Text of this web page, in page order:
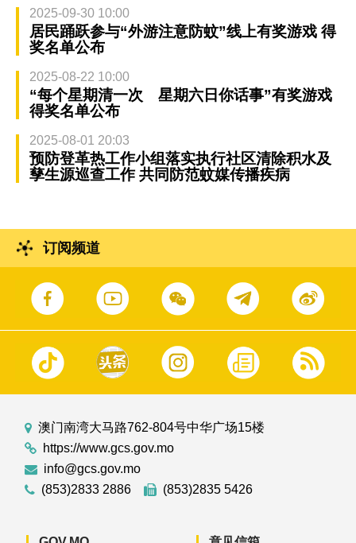
2025-09-30 10:00
居民踊跃参与“外游注意防蚊”线上有奖游戏 得
奖名单公布
2025-08-22 10:00
“每个星期清一次 星期六日你话事”有奖游戏
得奖名单公布
2025-08-01 20:03
预防登革热工作小组落实执行社区清除积水及
孳生源巡查工作 共同防范蚊媒传播疾病
订阅频道
澳门南湾大马路762-804号中华广场15楼
https://www.gcs.gov.mo
info@gcs.gov.mo
(853)2833 2886
(853)2835 5426